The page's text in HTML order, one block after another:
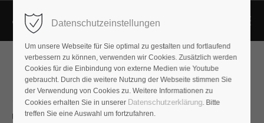
Jadis SE845NEC
Um die Sendetriode 845, besonders beliebt bei japanischen
Datenschutzeinstellungen
Um unsere Webseite für Sie optimal zu gestalten und fortlaufend
verbessern zu können, verwenden wir Cookies. Zusätzlich werden
Cookies für die Einbindung von externe Medien wie Youtube
gebraucht. Durch die weitere Nutzung der Webseite stimmen Sie
der Verwendung von Cookies zu. Weitere Informationen zu
Cookies erhalten Sie in unserer Datenschutzerklärung. Bitte
treffen Sie eine Auswahl um fortzufahren.